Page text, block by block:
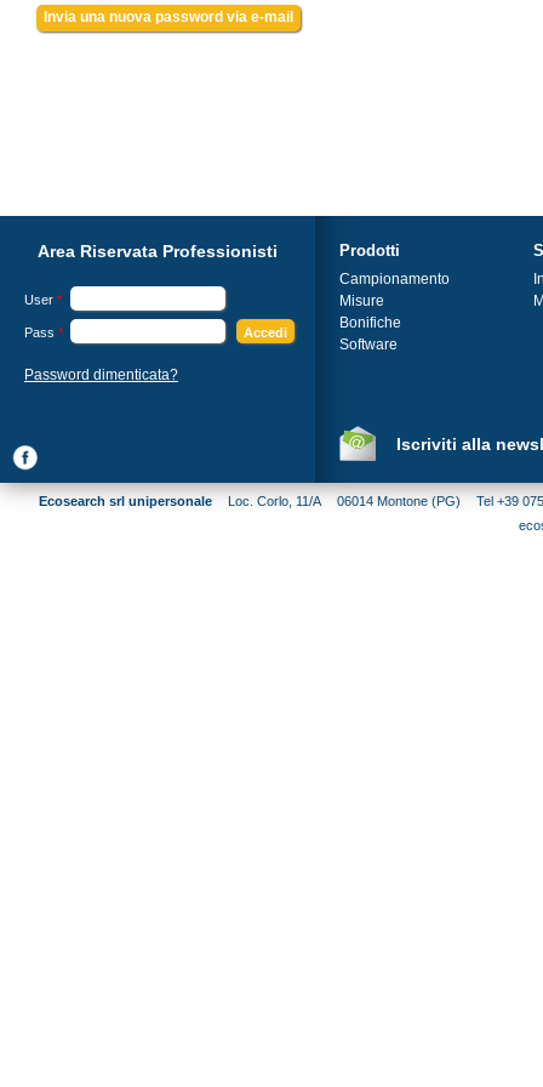
Area Riservata Professionisti
User *
Pass *
Password dimenticata?
Prodotti
Campionamento
Misure
Bonifiche
Software
Iscriviti alla
Ecosearch srl unipersonale Loc. Corlo, 11/A 06014 Montone (PG)
Tel +39